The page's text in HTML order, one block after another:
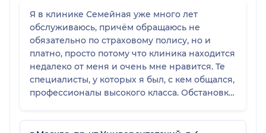
Я в клинике Семейная уже много лет
обслуживаюсь, причём обращаюсь не
обязательно по страховому полису, но и
платно, просто потому что клиника находится
недалеко от меня и очень мне нравится. Те
специалисты, у которых я был, с кем общался,
профессионалы высокого класса. Обстановка
все ребята большие молодцы. Могу,